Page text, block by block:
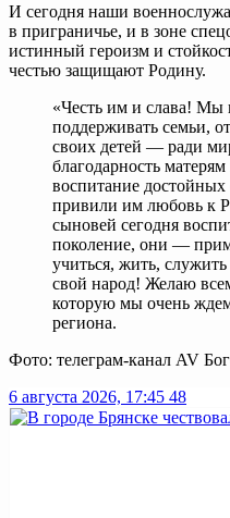
И сегодня наши
в приграничье, и в зоне
истинный героизм и
честью защищают Родину.
«Честь им и слава!
поддерживать семьи,
своих детей — ради
благодарность
воспитание достойных
привили им любовь к
сыновей сегодня
поколение, они —
учиться, жить,
свой народ! Желаю
которую мы очень
региона.
Фото: телеграм-канал AV
6 августа 2026, 17:45 48